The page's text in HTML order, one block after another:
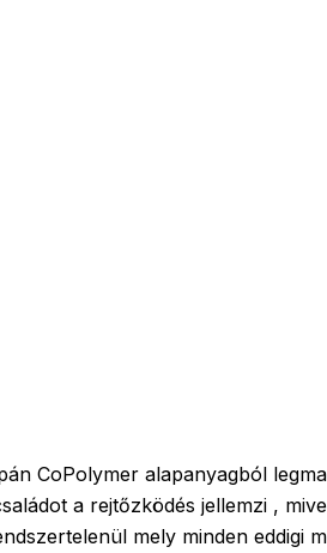
CoPolymer alapanyagból
a rejtőzködés jellemzi ,
mely minden eddigi